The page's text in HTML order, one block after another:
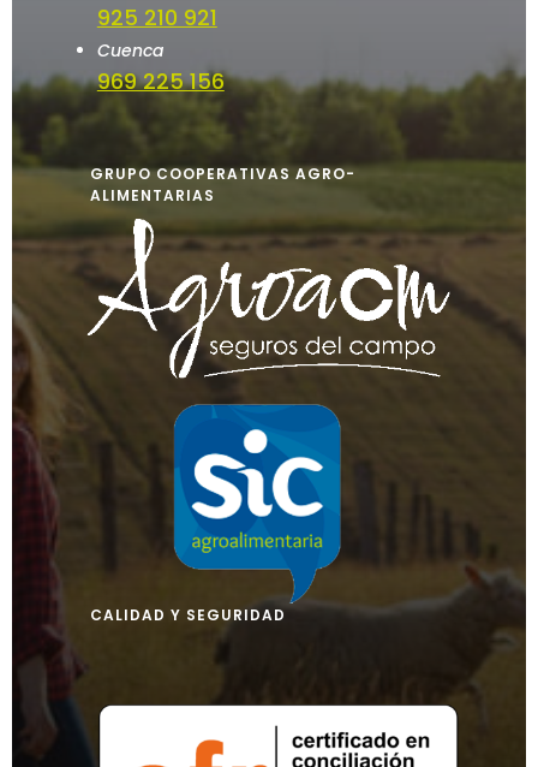
925 210 921
Cuenca
969 225 156
GRUPO COOPERATIVAS AGRO-
ALIMENTARIAS
CALIDAD Y SEGURIDAD